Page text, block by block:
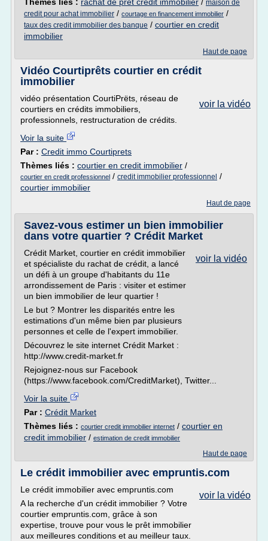
maison de
credit pour achat immobilier / courtage en financement immobilier /
taux des credit immobilier des banque / courtier en credit
immobilier
Haut de page
Vidéo Courtiprêts courtier en crédit
immobilier
voir la vidéo
vidéo présentation CourtiPrëts, réseau de
courtiers en crédits immobiliers,
professionnels, restructuration de crédits.
Voir la suite
Par : Credit immo Courtiprets
Thèmes liés : courtier en credit immobilier /
courtier en credit professionnel / credit immobilier professionnel /
courtier immobilier
Haut de page
Savez-vous estimer un bien immobilier
dans votre quartier ? Crédit Market
voir la vidéo
Crédit Market, courtier en crédit immobilier
et spécialiste du rachat de crédit, a lancé
un défi à un groupe d'habitants du 11e
arrondissement de Paris : visiter et estimer
un bien immobilier de leur quartier !
Le but ? Montrer les disparités entre les
estimations d'un même bien par plusieurs
personnes et celle de l'expert immobilier.
Découvrez le site internet Crédit Market :
http://www.credit-market.fr
Rejoignez-nous sur Facebook
(https://www.facebook.com/CreditMarket), Twitter...
Voir la suite
Par : Crédit Market
Thèmes liés : courtier credit immobilier internet / courtier en
credit immobilier / estimation de credit immobilier
Haut de page
Le crédit immobilier avec empruntis.com
voir la vidéo
Le crédit immobilier avec empruntis.com
A la recherche d'un crédit immobilier ? Votre
courtier empruntis.com, grâce à son
expertise, trouve pour vous le prêt immobilier
aux meilleures conditions et au meilleur taux.